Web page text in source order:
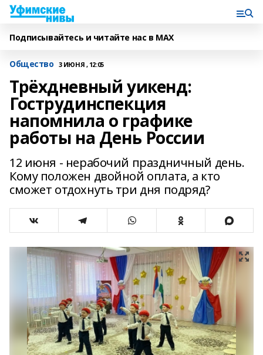
Подписывайтесь и читайте нас в MAX
Общество 3 ИЮНЯ , 12:05
Трёхдневный уикенд:
Гострудинспекция
напомнила о графике
работы на День России
12 июня - нерабочий праздничный день.
Кому положен двойной оплата, а кто
сможет отдохнуть три дня подряд?